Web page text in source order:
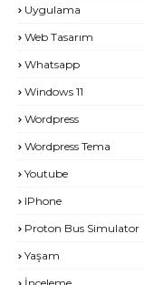
Uygulama
Web Tasarım
Whatsapp
Windows 11
Wordpress
Wordpress Tema
Youtube
IPhone
Proton Bus Simulator
Yaşam